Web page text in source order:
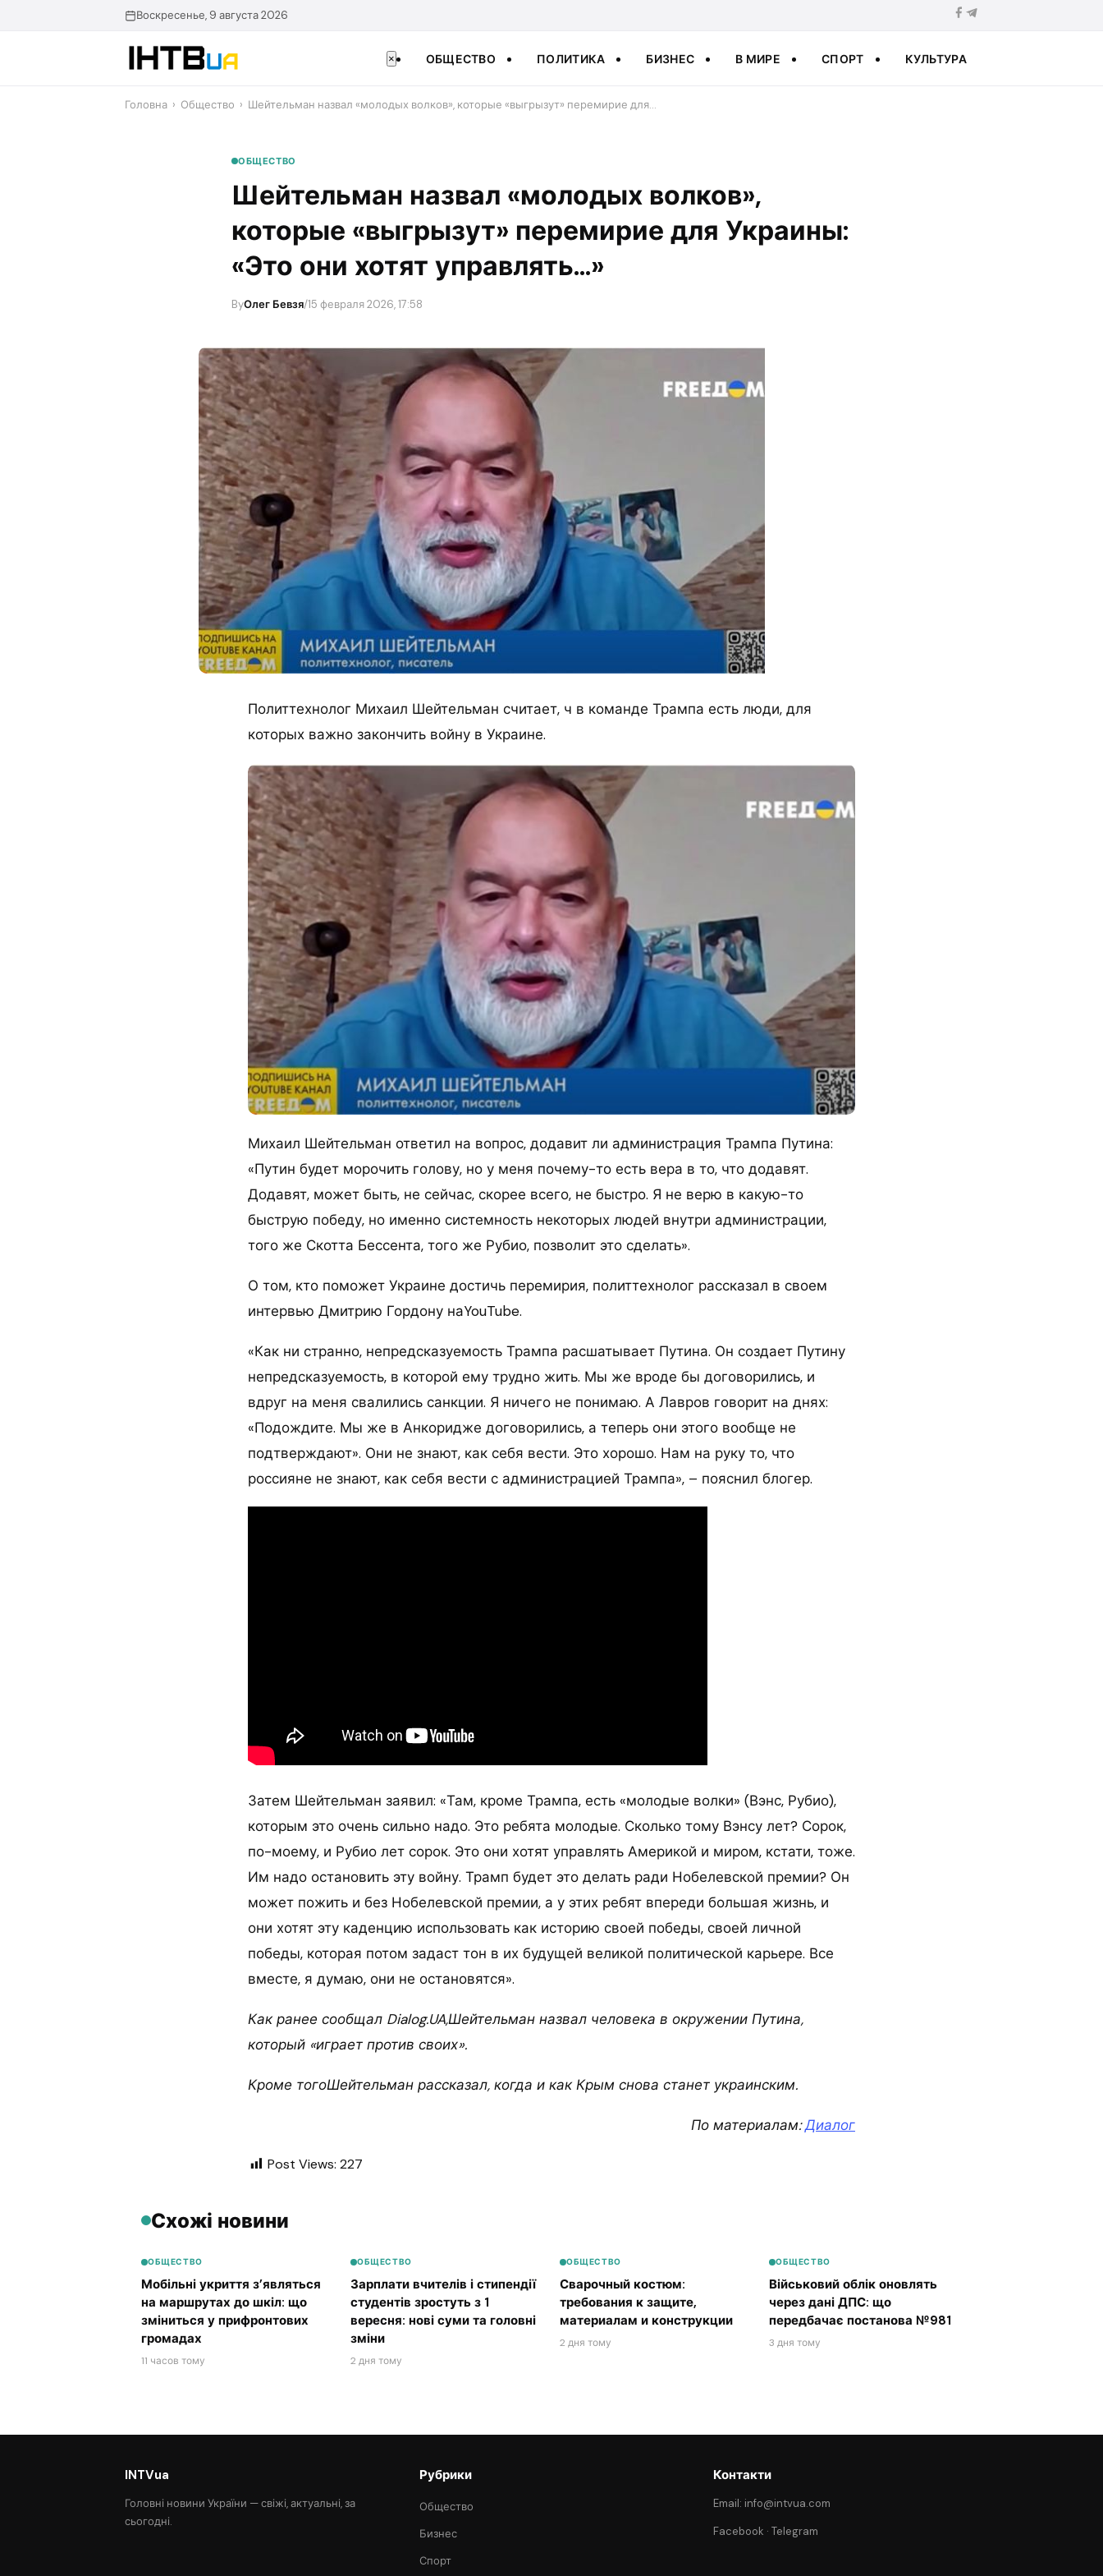
Воскресенье, 9 августа 2026
× ОБЩЕСТВО ПОЛИТИКА БИЗНЕС В МИРЕ СПОРТ КУЛЬТУРА
Головна › Общество › Шейтельман назвал «молодых волков», которые «выгрызут» перемирие для…
ОБЩЕСТВО
Шейтельман назвал «молодых волков»,
которые «выгрызут» перемирие для Украины:
«Это они хотят управлять…»
ByОлег Бевзя/15 февраля 2026, 17:58
Политтехнолог Михаил Шейтельман считает, ч в команде Трампа есть люди, для
которых важно закончить войну в Украине.
Михаил Шейтельман ответил на вопрос, додавит ли администрация Трампа Путина:
«Путин будет морочить голову, но у меня почему-то есть вера в то, что додавят.
Додавят, может быть, не сейчас, скорее всего, не быстро. Я не верю в какую-то
быструю победу, но именно системность некоторых людей внутри администрации,
того же Скотта Бессента, того же Рубио, позволит это сделать».
О том, кто поможет Украине достичь перемирия, политтехнолог рассказал в своем
интервью Дмитрию Гордону наYouTube.
«Как ни странно, непредсказуемость Трампа расшатывает Путина. Он создает Путину
непредсказуемость, в которой ему трудно жить. Мы же вроде бы договорились, и
вдруг на меня свалились санкции. Я ничего не понимаю. А Лавров говорит на днях:
«Подождите. Мы же в Анкоридже договорились, а теперь они этого вообще не
подтверждают». Они не знают, как себя вести. Это хорошо. Нам на руку то, что
россияне не знают, как себя вести с администрацией Трампа», – пояснил блогер.
Затем Шейтельман заявил: «Там, кроме Трампа, есть «молодые волки» (Вэнс, Рубио),
которым это очень сильно надо. Это ребята молодые. Сколько тому Вэнсу лет? Сорок,
по-моему, и Рубио лет сорок. Это они хотят управлять Америкой и миром, кстати, тоже.
Им надо остановить эту войну. Трамп будет это делать ради Нобелевской премии? Он
может пожить и без Нобелевской премии, а у этих ребят впереди большая жизнь, и
они хотят эту каденцию использовать как историю своей победы, своей личной
победы, которая потом задаст тон в их будущей великой политической карьере. Все
вместе, я думаю, они не остановятся».
Как ранее сообщал Dialog.UA,Шейтельман назвал человека в окружении Путина,
который «играет против своих».
Кроме тогоШейтельман рассказал, когда и как Крым снова станет украинским.
По материалам:Диалог
Post Views: 227
Схожі новини
ОБЩЕСТВО
Мобільні укриття з’являться
на маршрутах до шкіл: що
зміниться у прифронтових
громадах
11 часов тому
ОБЩЕСТВО
Зарплати вчителів і стипендії
студентів зростуть з 1
вересня: нові суми та головні
зміни
2 дня тому
ОБЩЕСТВО
Сварочный костюм:
требования к защите,
материалам и конструкции
2 дня тому
ОБЩЕСТВО
Військовий облік оновлять
через дані ДПС: що
передбачає постанова №981
3 дня тому
INTVua
Головні новини України — свіжі, актуальні, за
сьогодні.
Рубрики
Общество
Бизнес
Спорт
Контакти
Email: info@intvua.com
Facebook ·Telegram